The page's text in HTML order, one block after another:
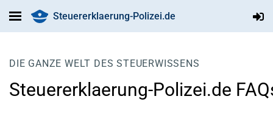
Steuererklaerung-Polizei.de
DIE GANZE WELT DES STEUERWISSENS
Steuererklaerung-Polizei.de